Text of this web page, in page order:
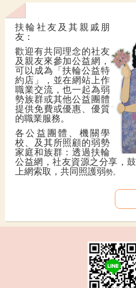
扶輪社友及其親戚朋
友：
歡迎有共同理念的社友
及親友來參加公益網，
可以成為「扶輪公益特
約店」，並在網站上作
職業交流，也一起為弱
勢族群或其他公益團體
提供免費或優惠、優質
的職業服務。
各公益團體、機關學
校、及其所照顧的弱勢
家庭和族群：透過扶輪
公益網，社友資源之分享，
上網索取，共同照護弱勢。